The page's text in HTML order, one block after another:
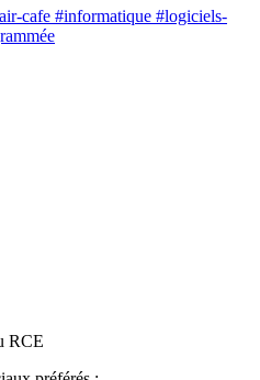
cafe #informatique #logiciels-
RCE